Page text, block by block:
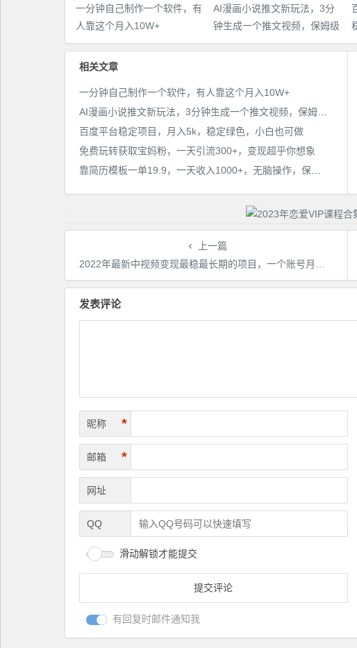
一分钟自己制作一个软件，有
人靠这个月入10W+
AI漫画小说推文新玩法，3分
钟生成一个推文视频，保姆级
教程【配项目操作和软件教
相关文章
一分钟自己制作一个软件，有人靠这个月入10W+
百度平台稳定项目，月入5k，稳定绿色，小白也可做
免费玩转获取宝妈粉，一天引流300+，变现超乎你想象
上一篇
2022年最新中视频变现最稳最长期的项目，一个账号月入几万很简单
发表评论
昵称 *
邮箱 *
网址
QQ
滑动解锁才能提交
有回复时邮件通知我